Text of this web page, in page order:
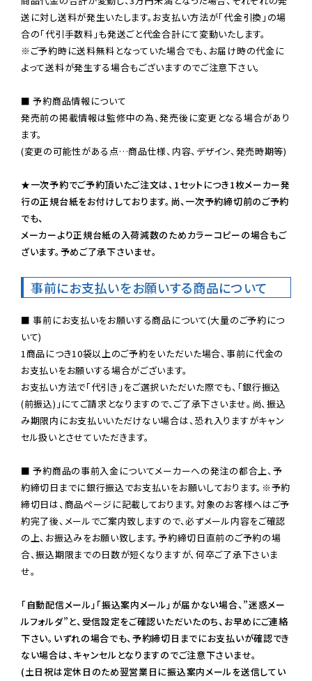
送に対し送料が発生いたします。お支払い方法が「代金引換」の場
※ご予約時に送料無料となっていた場合でも、お届け時の代金に
よって送料が発生する場合もございますのでご注意下さい。
■ 予約商品情報について
発売前の掲載情報は監修中の為、発売後に変更となる場合があり
ます。
(変更の可能性がある点…商品仕様、内容、デザイン、発売時期等)
★一次予約でご予約頂いたご注文は、1セットにつき1枚メーカー発
行の正規台紙をお付けしております。尚、一次予約締切前のご予約
でも、
メーカーより正規台紙の入荷減数のためカラーコピーの場合もご
ざいます。予めご了承下さいませ。
事前にお支払いをお願いする商品について
■ 事前にお支払いをお願いする商品について(大量のご予約につ
いて)
1商品につき10袋以上のご予約をいただいた場合、事前に代金の
お支払いをお願いする場合がございます。
お支払い方法で「代引き」をご選択いただいた際でも、「銀行振込
(前振込)」にてご請求となりますので、ご了承下さいませ。尚、振込
み期限内にお支払いいただけない場合は、恐れ入りますがキャン
セル扱いとさせていただきます。
■ 予約商品の事前入金についてメーカーへの発注の都合上、予
約締切日までに銀行振込でお支払いをお願いしております。※予約
締切日は、商品ページに記載しております。対象のお客様へはご予
約完了後、メールでご案内致しますので、必ずメール内容をご確認
の上、お振込みをお願い致します。予約締切日直前のご予約の場
合、振込期限までの日数が短くなりますが、何卒ご了承下さいま
せ。
「自動配信メール」「振込案内メール」が届かない場合、”迷惑メー
ルフォルダ”と、受信設定をご確認いただいたのち、お早めにご連絡
下さい。いずれの場合でも、予約締切日までにお支払いが確認でき
ない場合は、キャンセルとなりますのでご注意下さいませ。
(土日祝は定休日のため翌営業日に振込案内メールを送信してい